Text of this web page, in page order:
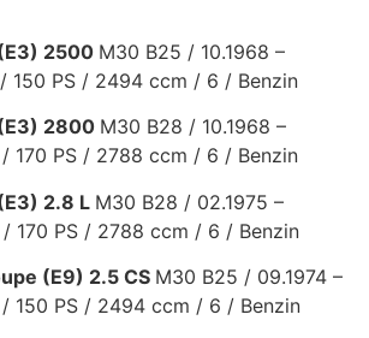
2500 M30 B25 / 10.1968 –
150 PS / 2494 ccm / 6 / Benzin
2800 M30 B28 / 10.1968 –
170 PS / 2788 ccm / 6 / Benzin
2.8 L M30 B28 / 02.1975 –
170 PS / 2788 ccm / 6 / Benzin
(E9) 2.5 CS M30 B25 / 09.1974 –
/ 150 PS / 2494 ccm / 6 / Benzin